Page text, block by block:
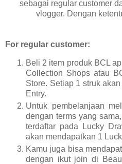
sebagai regular customer
vlogger. Dengan
For regular customer:
Beli 2 item produk BCL
Collection Shops atau
Store. Setiap 1 struk
Entry.
Untuk pembelanjaan
dengan terms yang
terdaftar pada Lucky
akan mendapatkan 1
Kamu juga bisa
dengan ikut join di